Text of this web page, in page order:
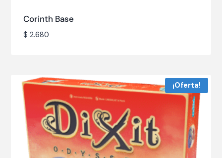
Corinth Base
$ 2.680
¡Oferta!